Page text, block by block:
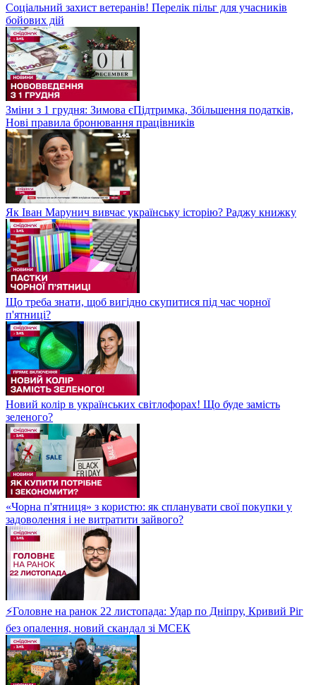
Соціальний захист ветеранів! Перелік пільг для учасників
бойових дій
Зміни з 1 грудня: Зимова єПідтримка, Збільшення податків,
Нові правила бронювання працівників
Як Іван Марунич вивчає українську історію? Раджу книжку
Що треба знати, щоб вигідно скупитися під час чорної
п'ятниці?
Новий колір в українських світлофорах! Що буде замість
зеленого?
«Чорна п'ятниця» з користю: як спланувати свої покупки у
задоволення і не витратити зайвого?
⚡Головне на ранок 22 листопада: Удар по Дніпру, Кривий Ріг
без опалення, новий скандал зі МСЕК